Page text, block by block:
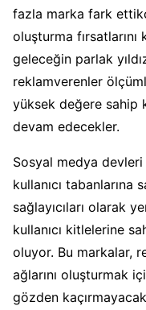
fazla marka fark
oluşturma
geleceğin parlak
reklamverenler
yüksek değere sahip
devam edecekler.
Sosyal medya
kullanıcı
sağlayıcıları olarak
kullanıcı kitlelerine
oluyor. Bu markalar,
ağlarını oluşturmak
gözden